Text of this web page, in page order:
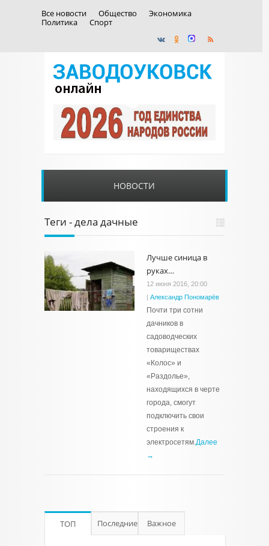
Все новости Общество
Экономика
Политика
Спорт
НОВОСТИ
Теги - дела дачные
Лучше синица в
руках…
12 июня 2016, 20:00
| Александр Пономарёв
Почти три сотни
дачников в
садоводческих
товариществах
«Колос» и
«Раздолье»,
находящихся в черте
города, смогут
подключить свои
строения к
электросетям.Далее
→
ТОП Последние Важное